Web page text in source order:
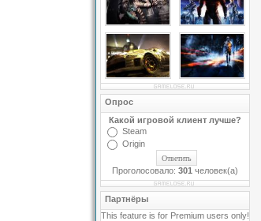
Опрос
Какой игровой клиент лучше?
Steam
Origin
Проголосовало: 301 человек(а)
Партнёры
This feature is for Premium users only!